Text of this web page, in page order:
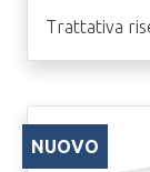
Trattativa
NUOVO